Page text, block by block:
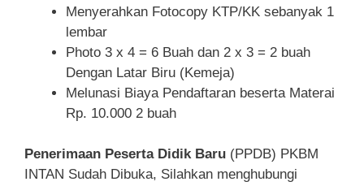
Menyerahkan Fotocopy KTP/KK sebanyak 1
lembar
Photo 3 x 4 = 6 Buah dan 2 x 3 = 2 buah
Dengan Latar Biru (Kemeja)
Melunasi Biaya Pendaftaran beserta Materai
Rp. 10.000 2 buah
Penerimaan Peserta Didik Baru (PPDB) PKBM
INTAN Sudah Dibuka, Silahkan menghubungi